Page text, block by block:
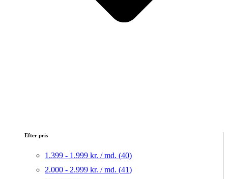
Efter pris
1.399 - 1.999 kr. / md. (40)
2.000 - 2.999 kr. / md. (41)